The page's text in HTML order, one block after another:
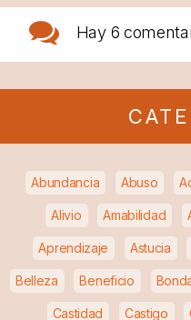
Hay 6
Abundancia Abuso
Alivio Amabilidad
Aprendizaje Astucia
Belleza Beneficio
Castidad Castigo